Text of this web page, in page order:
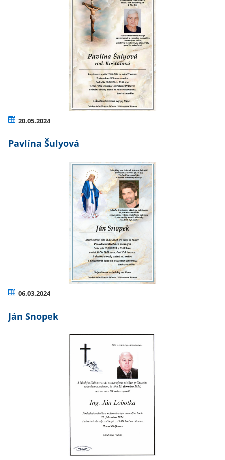
20.05.2024
Pavlína Šulyová
06.03.2024
Ján Snopek